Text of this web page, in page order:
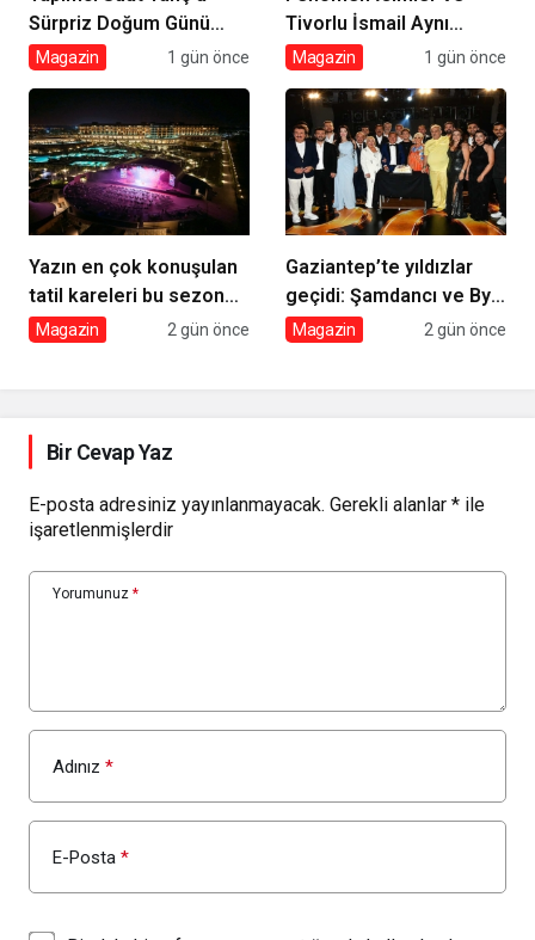
Sürpriz Doğum Günü
Kutlaması!
Magazin 1 gün önce
Tivorlu İsmail Aynı
Filmde Buluştu! !Kozalak
Vizyonda
Magazin 1 gün önce
Yazın en çok konuşulan
tatil kareleri bu sezon
Ethno Belek’ten geldi
Magazin 2 gün önce
Gaziantep’te yıldızlar
geçidi: Şamdancı ve By
Mustafa açılışı ile Green
Magazin 2 gün önce
Bir Cevap Yaz
E-posta adresiniz yayınlanmayacak. Gerekli alanlar * ile
işaretlenmişlerdir
Yorumunuz *
Adınız *
E-Posta *